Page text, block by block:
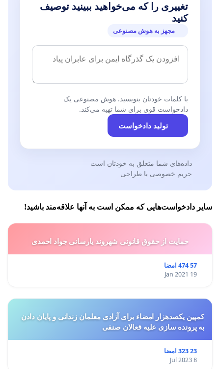
تغییری را که می‌خواهید ببینید توصیف
کنید
مجهز به هوش مصنوعی
با کلمات خودتان بنویسید. هوش مصنوعی یک
دادخواست قوی برای شما تهیه می‌کند.
تولید دادخواست
داده‌های شما متعلق به خودتان است
حریم خصوصی با طراحی
سایر دادخواست‌هایی که ممکن است به آنها علاقه‌مند باشید!
حمایت از حقوق قانونی شهروند یارسانی جواد احمدی
57 474 امضا
19 Jan 2021
کمپین یکصدهزار امضاء برای آزادی معلمان زندانی و پایان دادن
به پرونده سازی علیه فعالان صنفی
23 323 امضا
8 Jul 2023